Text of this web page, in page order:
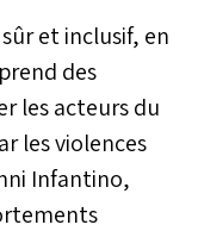
et inclusif, en
des
les acteurs du
les violences
Infantino,